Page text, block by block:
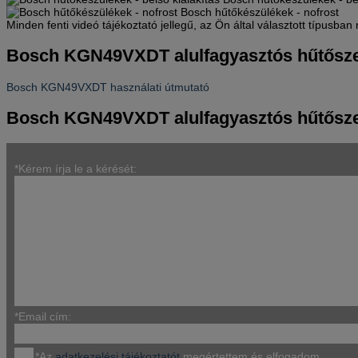
Bosch hűtőkészülékek - nofrost
Minden fenti videó tájékoztató jellegű, az Ön által választott
Bosch KGN49VXDT alulfagyasztós
Bosch KGN49VXDT használati útmutató
Bosch KGN49VXDT alulfagyasztós
*Kérem írja le a kérését:
*Email cím: